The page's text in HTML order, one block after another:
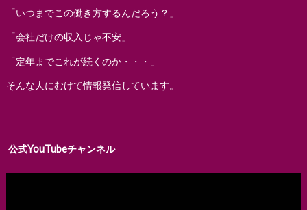
「いつまでこの働き方するんだろう？」
「会社だけの収入じゃ不安」
「定年までこれが続くのか・・・」
そんな人にむけて情報発信しています。
公式YouTubeチャンネル